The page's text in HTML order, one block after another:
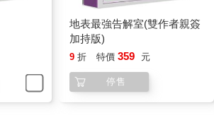
地表最強告解室(雙作者親簽
加持版)
9 折 特價 359 元
停售